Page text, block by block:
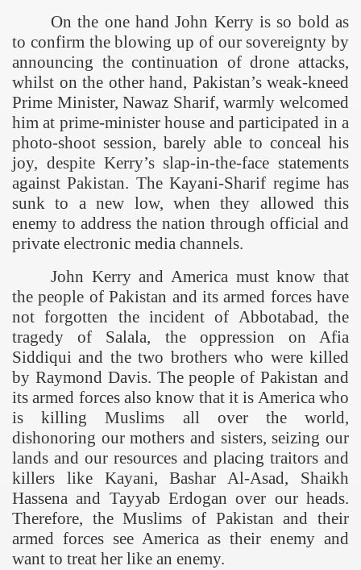
On the one hand John Kerry is so bold as
to confirm the blowing up of our sovereignty by
announcing the continuation of drone attacks,
whilst on the other hand, Pakistan’s weak-kneed
Prime Minister, Nawaz Sharif, warmly welcomed
him at prime-minister house and participated in a
photo-shoot session, barely able to conceal his
joy, despite Kerry’s slap-in-the-face statements
againstPakistan. The Kayani-Sharif regime has
sunk to a new low, when they allowed this
enemy to address the nation through official and
private electronic media channels.
John Kerry and America must know that
the people ofPakistan and its armed forces have
not forgotten the incident of Abbotabad, the
tragedy of Salala, the oppression on Afia
Siddiqui and the two brothers who were killed
by Raymond Davis. The people ofPakistan and
its armed forces also know that it is Americawho
is killing Muslims all over the world,
dishonoring our mothers and sisters, seizing our
lands and our resources and placing traitors and
killers like Kayani, Bashar Al-Asad, Shaikh
Hassena and Tayyab Erdogan over our heads.
Therefore, the Muslims of Pakistan and their
armed forces see Americaas their enemy and
want to treat her like an enemy.